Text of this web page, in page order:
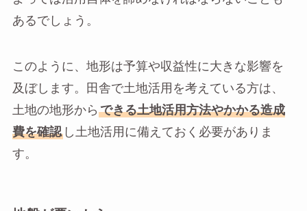
あるでしょう。
このように、地形は予算や収益性に大きな影響を
及ぼします。田舎で土地活用を考えている方は、
土地の地形から できる土地活用方法やかかる造成
費を確認し土地活用に備えておく必要がありま
す。